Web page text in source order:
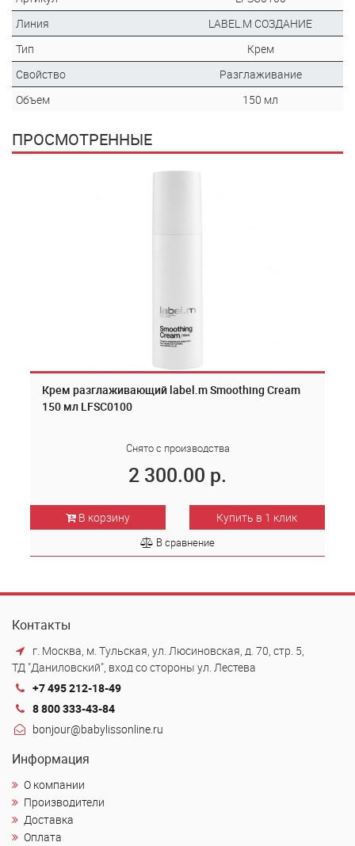
Линия
LABEL.M СОЗДАНИЕ
Тип
Крем
Свойство
Разглаживание
Объем
150 мл
ПРОСМОТРЕННЫЕ
Крем разглаживающий label.m Smoothing Cream
150 мл LFSC0100
Снято с производства
2 300.00 р.
В корзину Купить в 1 клик
В сравнение
Контакты
г. Москва, м. Тульская, ул. Люсиновская, д. 70, стр. 5,
ТД "Даниловский", вход со стороны ул. Лестева
+7 495 212-18-49
8 800 333-43-84
bonjour@babylissonline.ru
Информация
О компании
Производители
Доставка
Оплата